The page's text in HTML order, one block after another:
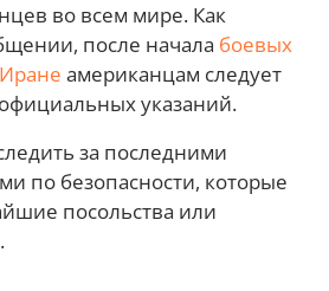
во всем мире. Как
после начала боевых
американцам следует
указаний.
за последними
по безопасности, которые
посольства или